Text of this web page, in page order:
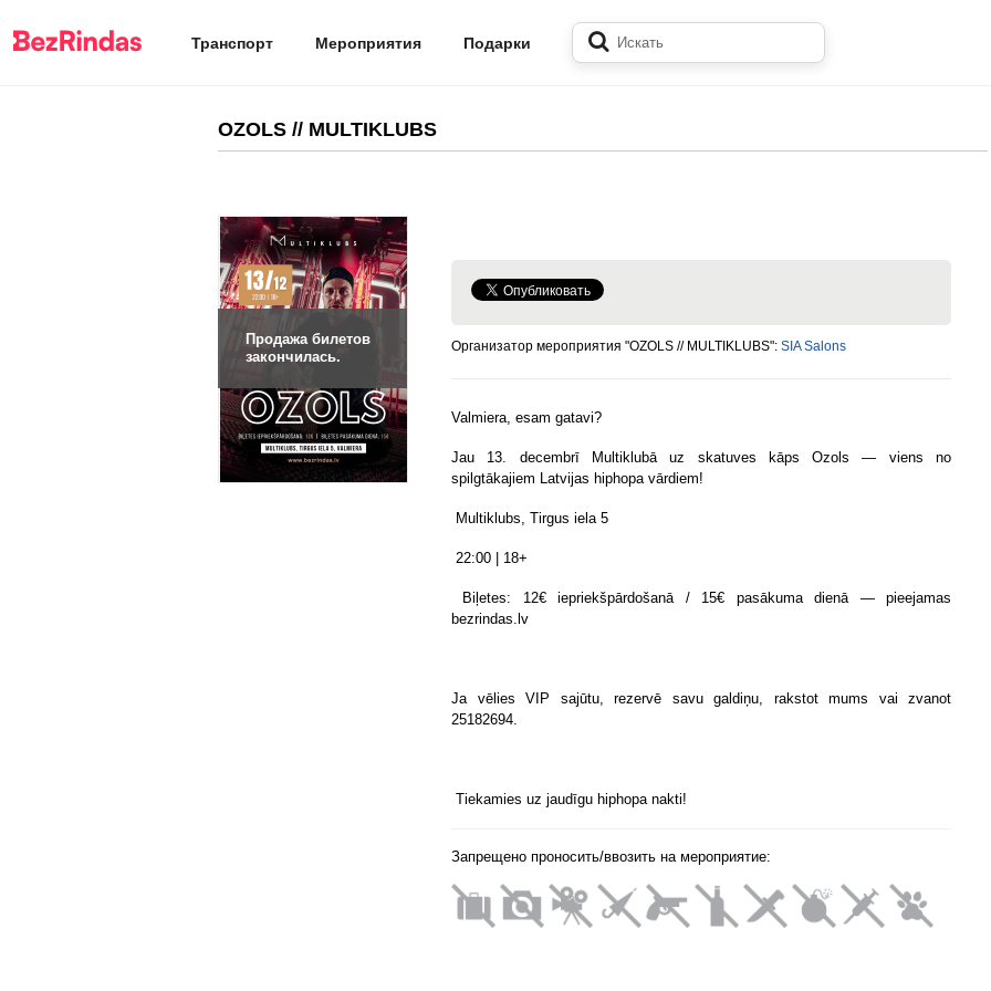
Транспорт Мероприятия Подарки
OZOLS // MULTIKLUBS
Продажа билетов
закончилась.
Организатор мероприятия "OZOLS // MULTIKLUBS": SIA Salons
Valmiera, esam gatavi?
Jau 13. decembrī Multiklubā uz skatuves kāps Ozols — viens no
spilgtākajiem Latvijas hiphopa vārdiem!
Multiklubs, Tirgus iela 5
22:00 | 18+
Biļetes: 12€ iepriekšpārdošanā / 15€ pasākuma dienā — pieejamas
bezrindas.lv
Ja vēlies VIP sajūtu, rezervē savu galdiņu, rakstot mums vai zvanot
25182694.
Tiekamies uz jaudīgu hiphopa nakti!
Запрещено проносить/ввозить на мероприятие: